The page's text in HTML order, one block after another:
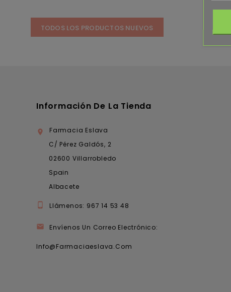
TODOS LOS PRODUCTOS NUEVOS
Información De La Tienda

Farmacia Eslava
C/ Pérez Galdós, 2
02600 Villarrobledo
Spain
Albacete
 Llámenos: 967 14 53 48
 Envíenos Un Correo Electrónico:
Info@farmaciaeslava.com